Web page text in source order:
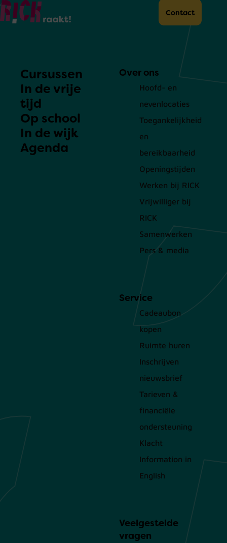
Contact
Cursussen
In de vrije
tijd
Op school
In de wijk
Agenda
Over ons
Hoofd- en
nevenlocaties
Toegankelijkheid
en
bereikbaarheid
Openingstijden
Werken bij RICK
Vrijwilliger bij
RICK
Samenwerken
Pers & media
Service
Cadeaubon
kopen
Ruimte huren
Inschrijven
nieuwsbrief
Tarieven &
financiële
ondersteuning
Klacht
Information in
English
Veelgestelde
vragen